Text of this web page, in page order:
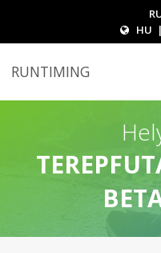
HU |
RUNTIMING